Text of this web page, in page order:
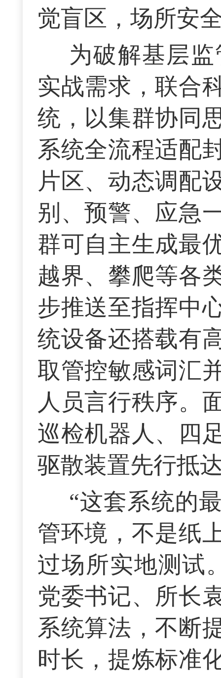
觉盲区，场所安
为破解基层
实战需求，联合
统，以集群协同
系统全流程适配
片区、动态调配
别、预警、应急
群可自主生成最
越界、攀爬等各
步推送至指挥中
统设备还搭载有
取管控敏感词汇
人员言行秩序。
巡检机器人、四
驱散装置先行抵
“这套系统的
管环境，不是纸
过场所实地测试
党委书记、所长
系统算法，不断
时长，提炼标准